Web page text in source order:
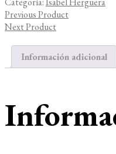
Previous Product
Next Product
Información adicional